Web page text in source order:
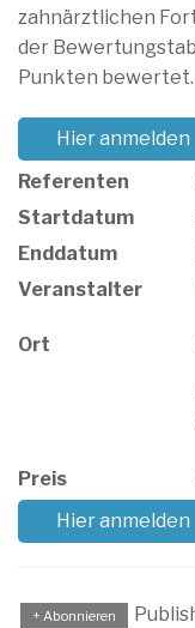
zahnärztlichen
der
Punkten bewertet.
Hier anmelden
Referenten
Startdatum
Enddatum
Veranstalter
Ort
Preis
Hier anmelden
+ Abonnieren